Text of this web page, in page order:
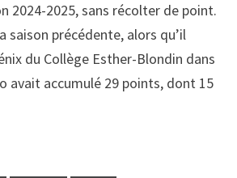
2024-2025, sans récolter de point.
saison précédente, alors qu’il
du Collège Esther-Blondin dans
avait accumulé 29 points, dont 15